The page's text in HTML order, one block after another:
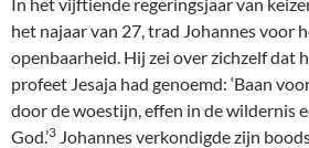
het najaar van 27, trad Johannes voor
openbaarheid. Hij zei over zichzelf dat
profeet Jesaja had genoemd: ‘Baan
door de woestijn, effen in de wildernis
God.’3 Johannes verkondigde zijn